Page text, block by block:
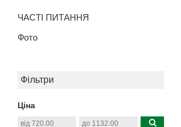
ЧАСТІ ПИТАННЯ
Фото
Фільтри
Ціна